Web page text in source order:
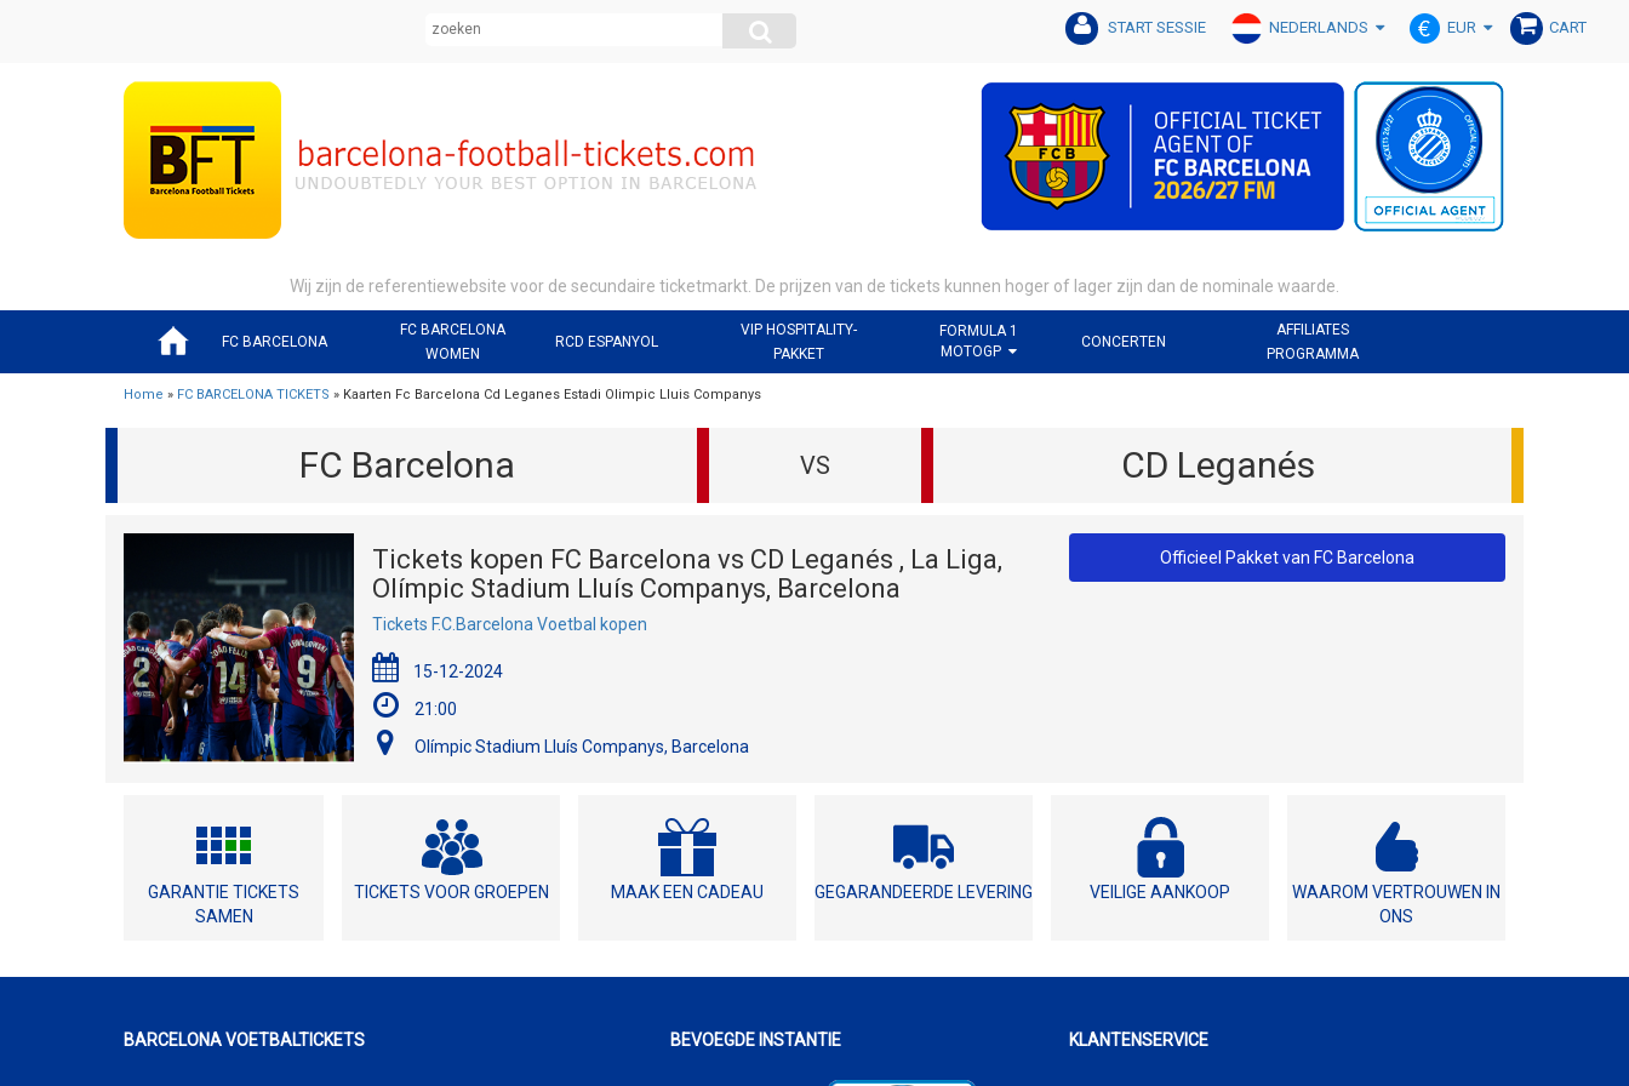
CART
EUR
NEDERLANDS
START SESSIE
Wij zijn de referentiewebsite voor de secundaire ticketmarkt. De prijzen van de tickets kunnen hoger of lager zijn dan de nominale waarde.
FC BARCELONA
FC BARCELONA
WOMEN
RCD ESPANYOL
VIP HOSPITALITY-
PAKKET
FORMULA 1
MOTOGP
CONCERTEN
AFFILIATES
PROGRAMMA
Home » FC BARCELONA TICKETS » Kaarten Fc Barcelona Cd Leganes Estadi Olimpic Lluis Companys
FC Barcelona VS CD Leganés
Tickets kopen FC Barcelona vs CD Leganés , La Liga,
Olímpic Stadium Lluís Companys, Barcelona
Tickets F.C.Barcelona Voetbal kopen
15-12-2024
21:00
Olímpic Stadium Lluís Companys, Barcelona
Officieel Pakket van FC Barcelona
GARANTIE TICKETS
SAMEN
TICKETS VOOR GROEPEN MAAK EEN CADEAU GEGARANDEERDE LEVERING VEILIGE AANKOOP
WAAROM VERTROUWEN IN
ONS
BARCELONA VOETBALTICKETS KLANTENSERVICE
BEVOEGDE INSTANTIE